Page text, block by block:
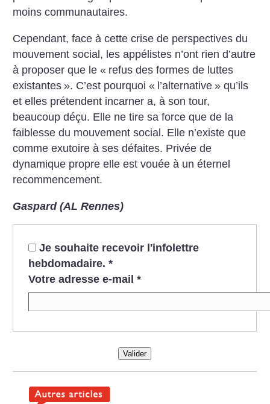
moins communautaires.
Cependant, face à cette crise de perspectives du
mouvement social, les appélistes n’ont rien d’autre
à proposer que le « refus des formes de luttes
existantes ». C’est pourquoi « l’alternative » qu’ils
et elles prétendent incarner a, à son tour,
beaucoup déçu. Elle ne tire sa force que de la
faiblesse du mouvement social. Elle n’existe que
comme exutoire à ses défaites. Privée de
dynamique propre elle est vouée à un éternel
recommencement.
Gaspard (AL Rennes)
Je souhaite recevoir l'infolettre
hebdomadaire. *
Votre adresse e-mail *
Valider